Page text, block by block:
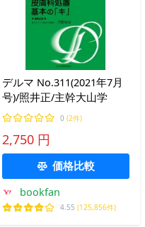
デルマ No.311(2021年7月
号)/照井正/主幹大山学
0 (2件)
2,750 円
価格比較
bookfan
4.55 (125,856件)